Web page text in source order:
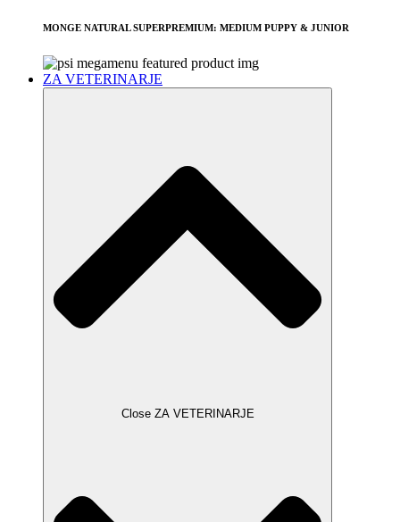
MONGE NATURAL SUPERPREMIUM: MEDIUM PUPPY & JUNIOR
ZA VETERINARJE
Close ZA VETERINARJE